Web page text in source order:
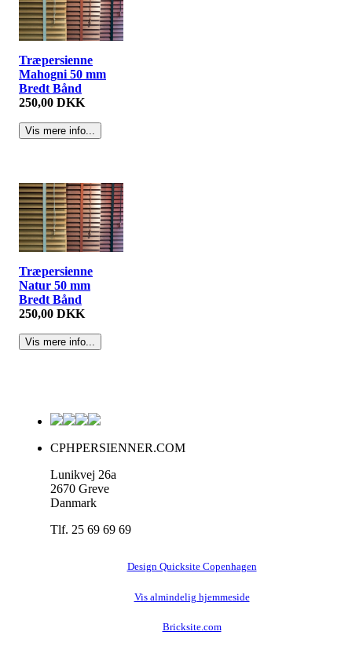
Træpersienne
Mahogni 50 mm
Bredt Bånd
250,00 DKK
Træpersienne
Natur 50 mm
Bredt Bånd
250,00 DKK
CPHPERSIENNER.COM
Lunikvej 26a
2670 Greve
Danmark
Tlf. 25 69 69 69
Design Quicksite Copenhagen
Vis almindelig hjemmeside
Bricksite.com